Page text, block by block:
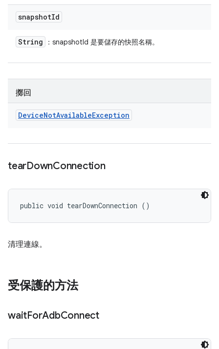
snapshotId
String ：snapshotId 是要儲存的快照名稱。
擲回
DeviceNotAvailableException
tearDownConnection
public void tearDownConnection ()
清理連線。
受保護的方法
waitForAdbConnect